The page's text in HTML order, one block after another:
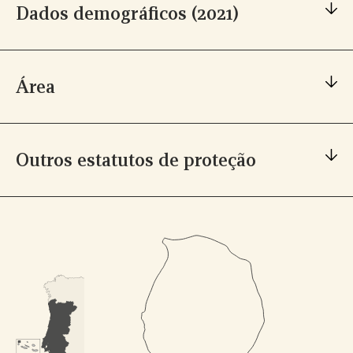
Dados demográficos (2021)
386 residentes
Área
25852,88 hectares
Outros estatutos de proteção
Parque Natural da Ilha do Corvo, Rede Natura 2000,
2
3
0
1
0
1
1
2
3
0
0